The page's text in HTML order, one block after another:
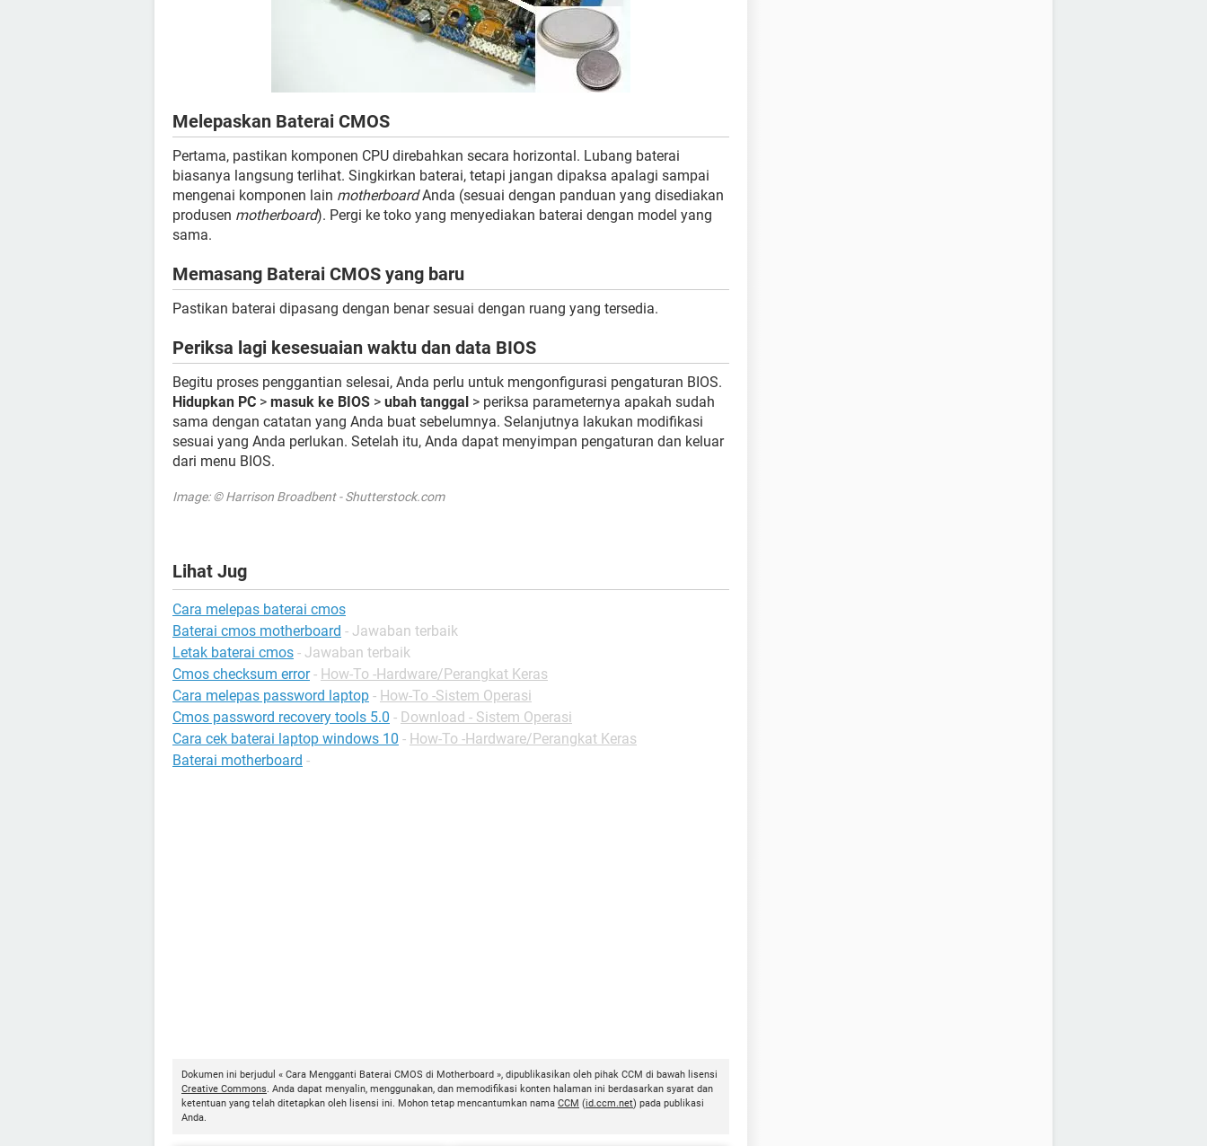
Melepaskan Baterai CMOS
Pertama, pastikan komponen CPU direbahkan secara horizontal. Lubang baterai
biasanya langsung terlihat. Singkirkan baterai, tetapi jangan dipaksa apalagi sampai
mengenai komponen lain motherboardAnda (sesuai dengan panduan yang disediakan
produsen motherboard). Pergi ke toko yang menyediakan baterai dengan model yang
sama.
Memasang Baterai CMOS yang baru
Pastikan baterai dipasang dengan benar sesuai dengan ruang yang tersedia.
Periksa lagi kesesuaian waktu dan data BIOS
Begitu proses penggantian selesai, Anda perlu untuk mengonfigurasi pengaturan BIOS.
Hidupkan PC > masuk ke BIOS > ubah tanggal > periksa parameternya apakah sudah
sama dengan catatan yang Anda buat sebelumnya. Selanjutnya lakukan modifikasi
sesuai yang Anda perlukan. Setelah itu, Anda dapat menyimpan pengaturan dan keluar
dari menu BIOS.
Image: © Harrison Broadbent - Shutterstock.com
Lihat Jug
Cara melepas baterai cmos
Baterai cmos motherboard - Jawaban terbaik
Letak baterai cmos - Jawaban terbaik
Cmos checksum error - How-To -Hardware/Perangkat Keras
Cara melepas password laptop - How-To -Sistem Operasi
Cmos password recovery tools 5.0 - Download - Sistem Operasi
Cara cek baterai laptop windows 10 - How-To -Hardware/Perangkat Keras
Baterai motherboard -
Dokumen ini berjudul « Cara Mengganti Baterai CMOS di Motherboard », dipublikasikan oleh pihak CCM di bawah lisensi
Creative Commons. Anda dapat menyalin, menggunakan, dan memodifikasi konten halaman ini berdasarkan syarat dan
ketentuan yang telah ditetapkan oleh lisensi ini. Mohon tetap mencantumkan nama CCM (id.ccm.net) pada publikasi
Anda.